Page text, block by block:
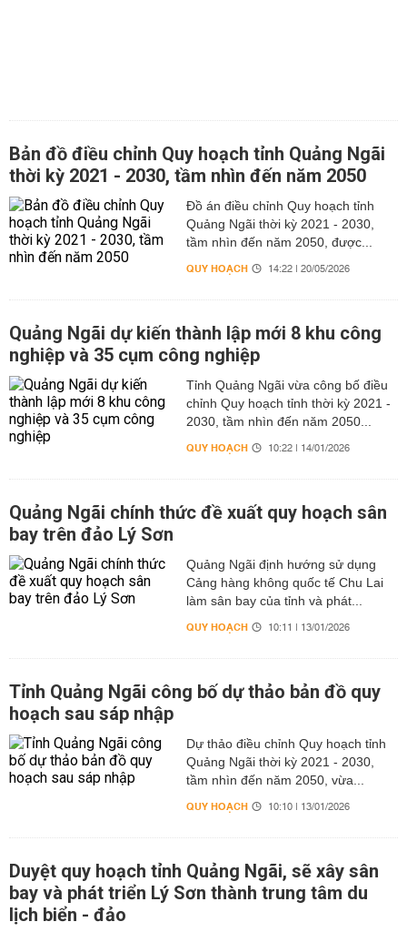
Bản đồ điều chỉnh Quy hoạch tỉnh Quảng Ngãi
thời kỳ 2021 - 2030, tầm nhìn đến năm 2050
Đồ án điều chỉnh Quy hoạch tỉnh
Quảng Ngãi thời kỳ 2021 - 2030,
tầm nhìn đến năm 2050, được...
QUY HOẠCH 14:22 | 20/05/2026
Quảng Ngãi dự kiến thành lập mới 8 khu công
nghiệp và 35 cụm công nghiệp
Tỉnh Quảng Ngãi vừa công bố điều
chỉnh Quy hoạch tỉnh thời kỳ 2021 -
2030, tầm nhìn đến năm 2050...
QUY HOẠCH 10:22 | 14/01/2026
Quảng Ngãi chính thức đề xuất quy hoạch sân
bay trên đảo Lý Sơn
Quảng Ngãi định hướng sử dụng
Cảng hàng không quốc tế Chu Lai
làm sân bay của tỉnh và phát...
QUY HOẠCH 10:11 | 13/01/2026
Tỉnh Quảng Ngãi công bố dự thảo bản đồ quy
hoạch sau sáp nhập
Dự thảo điều chỉnh Quy hoạch tỉnh
Quảng Ngãi thời kỳ 2021 - 2030,
tầm nhìn đến năm 2050, vừa...
QUY HOẠCH 10:10 | 13/01/2026
Duyệt quy hoạch tỉnh Quảng Ngãi, sẽ xây sân
bay và phát triển Lý Sơn thành trung tâm du
lịch biển - đảo